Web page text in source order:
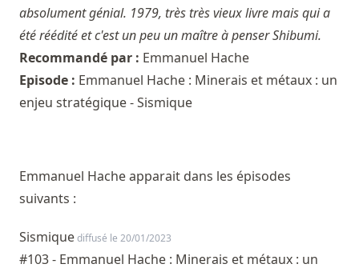
absolument génial. 1979, très très vieux livre mais qui a
été réédité et c'est un peu un maître à penser Shibumi.
Recommandé par : Emmanuel Hache
Episode : Emmanuel Hache : Minerais et métaux : un
enjeu stratégique - Sismique
Emmanuel Hache apparait dans les épisodes
suivants :
Sismiquediffusé le 20/01/2023
#103 - Emmanuel Hache : Minerais et métaux : un